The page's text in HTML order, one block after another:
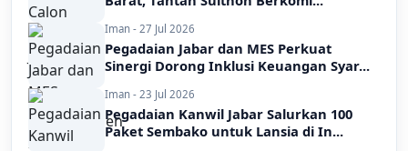
Iman - 27 Jul 2026
Pegadaian Jabar dan MES Perkuat
Sinergi Dorong Inklusi Keuangan Syar...
Iman - 23 Jul 2026
Pegadaian Kanwil Jabar Salurkan 100
Paket Sembako untuk Lansia di In...